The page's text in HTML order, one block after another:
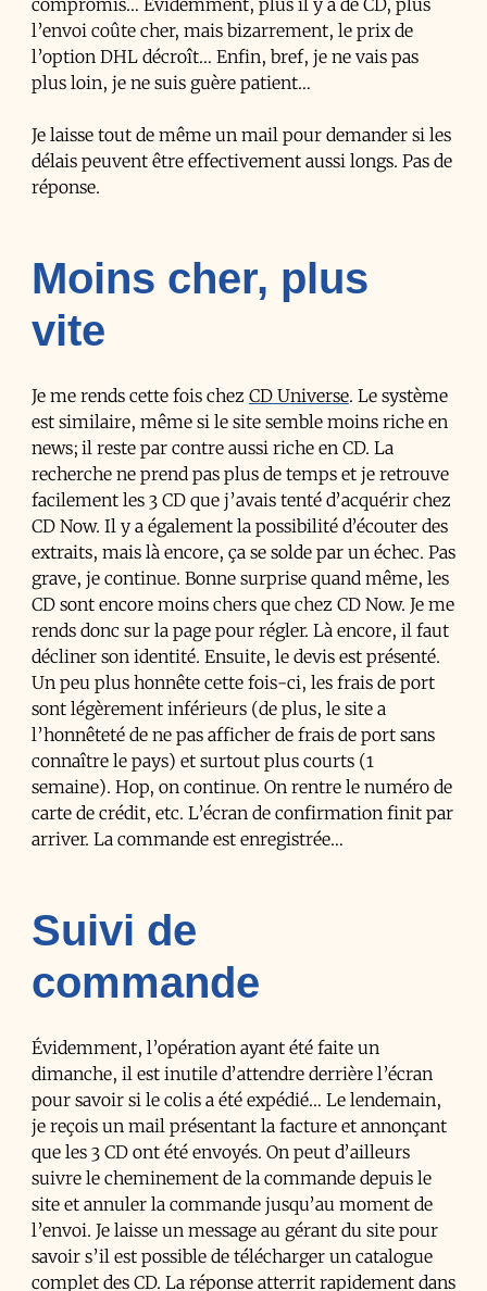
compromis… Évidemment, plus il y a de CD, plus
l’envoi coûte cher, mais bizarrement, le prix de
l’option DHL décroît… Enfin, bref, je ne vais pas
plus loin, je ne suis guère patient…
Je laisse tout de même un mail pour demander si les
délais peuvent être effectivement aussi longs. Pas de
réponse.
Moins cher, plus
vite
Je me rends cette fois chez CD Universe. Le système
est similaire, même si le site semble moins riche en
news; il reste par contre aussi riche en CD. La
recherche ne prend pas plus de temps et je retrouve
facilement les 3 CD que j’avais tenté d’acquérir chez
CD Now. Il y a également la possibilité d’écouter des
extraits, mais là encore, ça se solde par un échec. Pas
grave, je continue. Bonne surprise quand même, les
CD sont encore moins chers que chez CD Now. Je me
rends donc sur la page pour régler. Là encore, il faut
décliner son identité. Ensuite, le devis est présenté.
Un peu plus honnête cette fois-ci, les frais de port
sont légèrement inférieurs (de plus, le site a
l’honnêteté de ne pas afficher de frais de port sans
connaître le pays) et surtout plus courts (1
semaine). Hop, on continue. On rentre le numéro de
carte de crédit, etc. L’écran de confirmation finit par
arriver. La commande est enregistrée…
Suivi de
commande
Évidemment, l’opération ayant été faite un
dimanche, il est inutile d’attendre derrière l’écran
pour savoir si le colis a été expédié… Le lendemain,
je reçois un mail présentant la facture et annonçant
que les 3 CD ont été envoyés. On peut d’ailleurs
suivre le cheminement de la commande depuis le
site et annuler la commande jusqu’au moment de
l’envoi. Je laisse un message au gérant du site pour
savoir s’il est possible de télécharger un catalogue
complet des CD. La réponse atterrit rapidement dans